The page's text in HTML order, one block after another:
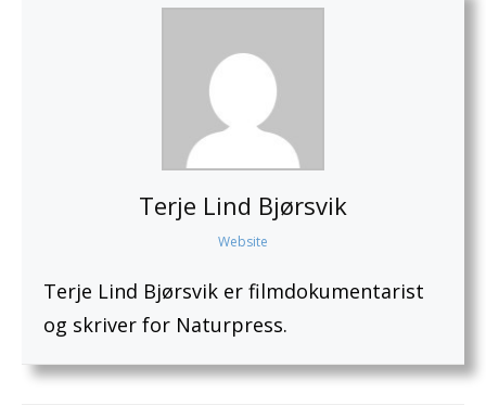
Terje Lind Bjørsvik
Website
Terje Lind Bjørsvik er filmdokumentarist
og skriver for Naturpress.